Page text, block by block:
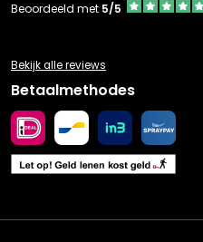
Beoordeeld met 5/5
Bekijk alle reviews
Betaalmethodes